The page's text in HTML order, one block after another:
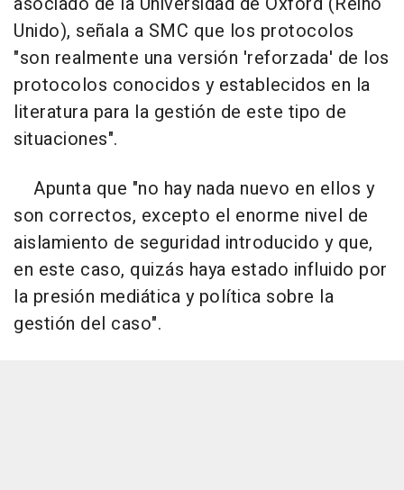
Unido), señala a SMC que los protocolos
"son realmente una versión 'reforzada' de los
protocolos conocidos y establecidos en la
literatura para la gestión de este tipo de
situaciones".
Apunta que "no hay nada nuevo en ellos y
son correctos, excepto el enorme nivel de
aislamiento de seguridad introducido y que,
en este caso, quizás haya estado influido por
la presión mediática y política sobre la
gestión del caso".